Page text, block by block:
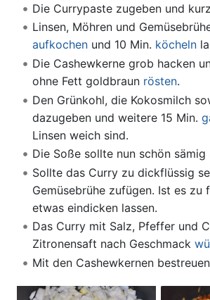
Die Currypaste zugeben und
Linsen, Möhren und
aufkochenund 10 Min. köcheln
Die Cashewkerne grob hacken
ohne Fett goldbraun rösten.
Den Grünkohl, die Kokosmilch
dazugeben und weitere 15 Min.
Linsen weich sind.
Die Soße sollte nun schön sämig
Sollte das Curry zu dickflüssig
Gemüsebrühe zufügen. Ist es zu
etwas eindicken lassen.
Das Curry mit Salz, Pfeffer und
Zitronensaft nach Geschmack
Mit den Cashewkernen